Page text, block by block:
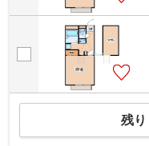
残り